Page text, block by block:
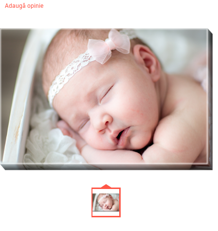
Adaugă opinie